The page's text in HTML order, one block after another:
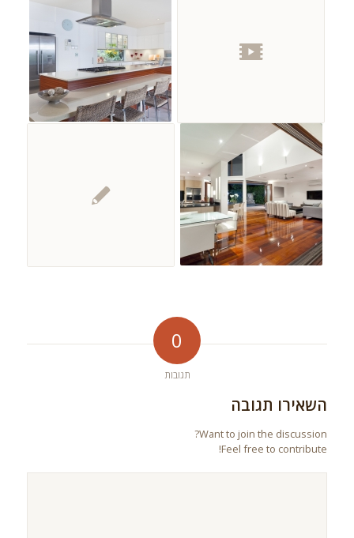
0
תגובות
השאירו תגובה
Want to join the discussion?
Feel free to contribute!